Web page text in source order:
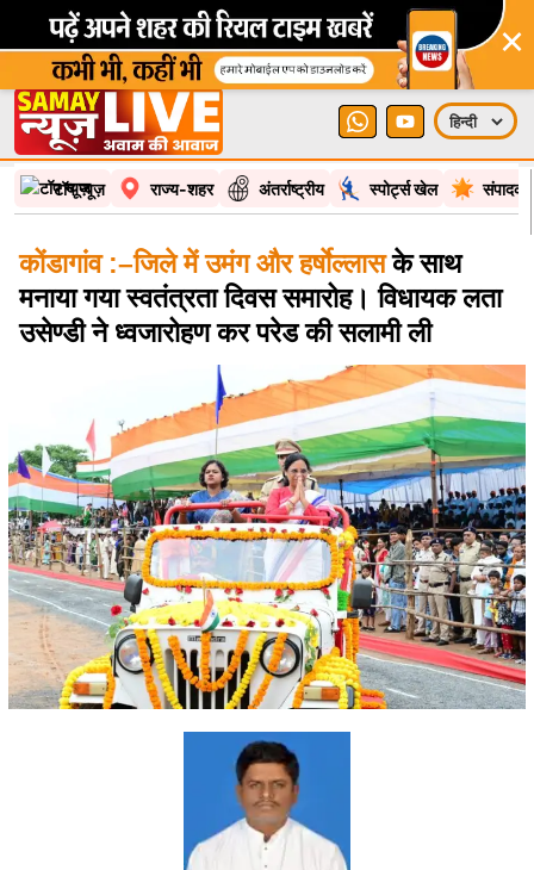
टॉप न्यूज़ राज्य-शहर स्पोर्ट्स खेल
कोंडागांव :–जिले में उमंग और हर्षाेल्लासके साथ
मनाया गया स्वतंत्रता दिवस समारोह। विधायक लता
उसेण्डी ने ध्वजारोहण कर परेड की सलामी ली
कोंडागांव जिला ब्यूरो दीपक